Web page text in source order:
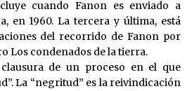
cuando Fanon es enviado a
en 1960. La tercera y última, está
del recorrido de Fanon por
Los condenados de la tierra.
clausura de un proceso en el que
La “negritud” es la reivindicación